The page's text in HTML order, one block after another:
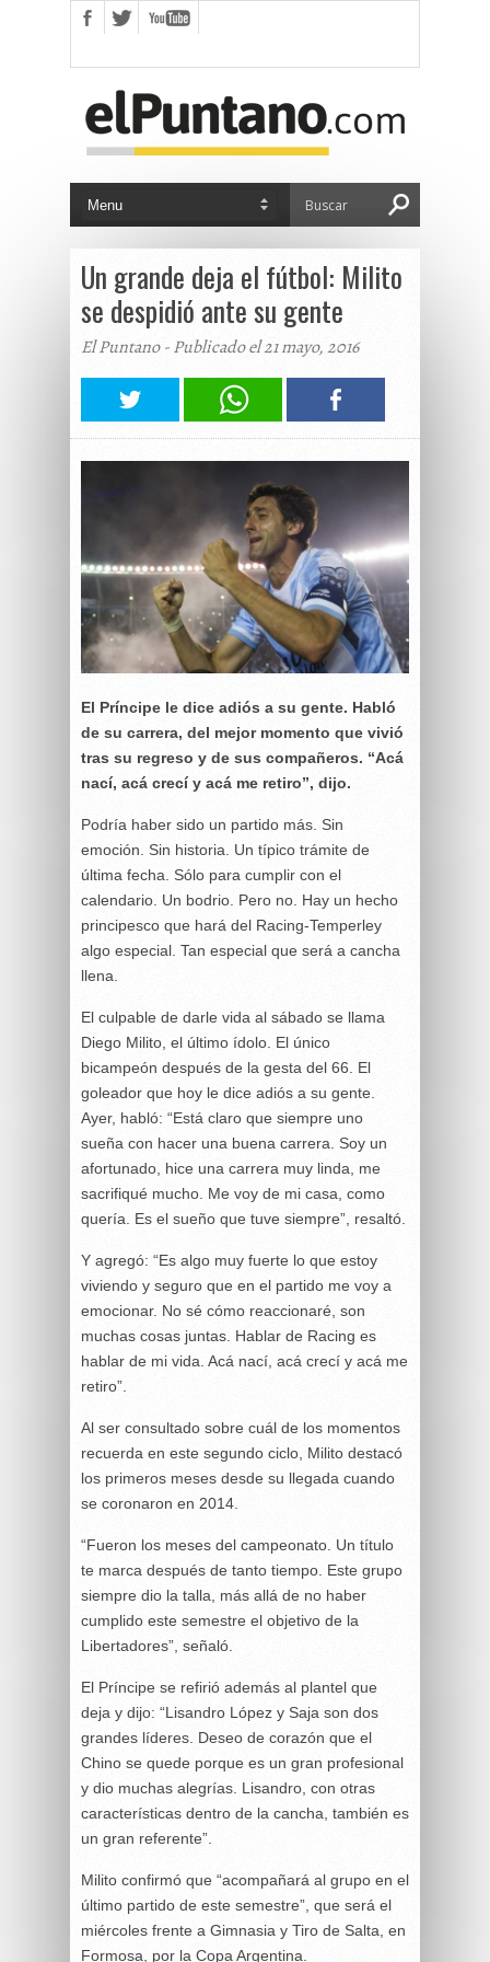
Un grande deja el fútbol: Milito
se despidió ante su gente
El Puntano - Publicado el 21 mayo, 2016
El Príncipe le dice adiós a su gente. Habló
de su carrera, del mejor momento que vivió
tras su regreso y de sus compañeros. “Acá
nací, acá crecí y acá me retiro”, dijo.
Podría haber sido un partido más. Sin
emoción. Sin historia. Un típico trámite de
última fecha. Sólo para cumplir con el
calendario. Un bodrio. Pero no. Hay un hecho
principesco que hará del Racing-Temperley
algo especial. Tan especial que será a cancha
llena.
El culpable de darle vida al sábado se llama
Diego Milito, el último ídolo. El único
bicampeón después de la gesta del 66. El
goleador que hoy le dice adiós a su gente.
Ayer, habló: “Está claro que siempre uno
sueña con hacer una buena carrera. Soy un
afortunado, hice una carrera muy linda, me
sacrifiqué mucho. Me voy de mi casa, como
quería. Es el sueño que tuve siempre”, resaltó.
Y agregó: “Es algo muy fuerte lo que estoy
viviendo y seguro que en el partido me voy a
emocionar. No sé cómo reaccionaré, son
muchas cosas juntas. Hablar de Racing es
hablar de mi vida. Acá nací, acá crecí y acá me
retiro”.
Al ser consultado sobre cuál de los momentos
recuerda en este segundo ciclo, Milito destacó
los primeros meses desde su llegada cuando
se coronaron en 2014.
“Fueron los meses del campeonato. Un título
te marca después de tanto tiempo. Este grupo
siempre dio la talla, más allá de no haber
cumplido este semestre el objetivo de la
Libertadores”, señaló.
El Príncipe se refirió además al plantel que
deja y dijo: “Lisandro López y Saja son dos
grandes líderes. Deseo de corazón que el
Chino se quede porque es un gran profesional
y dio muchas alegrías. Lisandro, con otras
características dentro de la cancha, también es
un gran referente”.
Milito confirmó que “acompañará al grupo en el
último partido de este semestre”, que será el
miércoles frente a Gimnasia y Tiro de Salta, en
Formosa, por la Copa Argentina.